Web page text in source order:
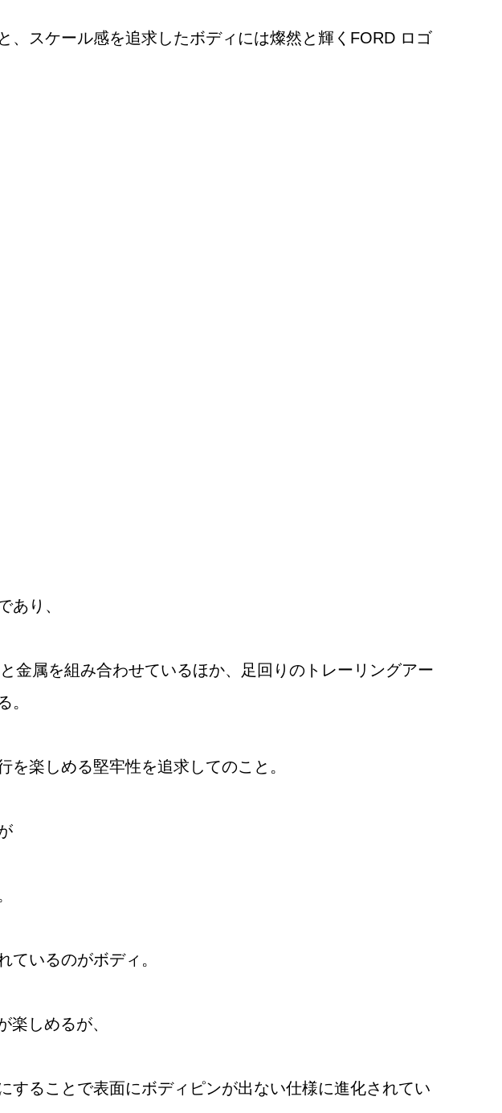
スケール感を追求したボディには燦然と輝くFORD ロゴ
あり、
金属を組み合わせているほか、足回りのトレーリングアー
。
楽しめる堅牢性を追求してのこと。
いるのがボディ。
しめるが、
ることで表面にボディピンが出ない仕様に進化されてい